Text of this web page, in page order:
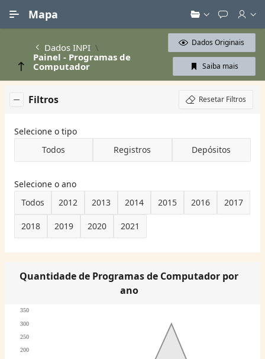
Mapa
Dados INPI
Painel - Programas de
Computador
Dados Originais
Saiba mais
Filtros Resetar Filtros
Selecione o tipo
Todos
Registros Depósitos
Selecione o ano
Todos
2012 2013 2014 2015 2016 2017
2018 2019 2020 2021
Quantidade de Programas de Computador por
ano
200
250
300
350